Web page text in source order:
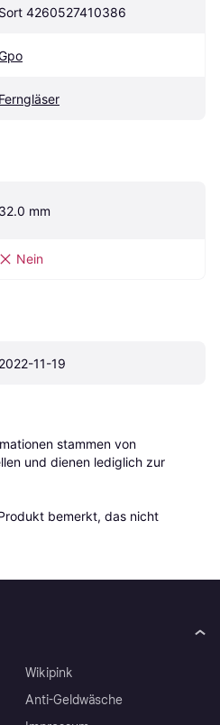
Sort 4260527410386
Ferngläser
32.0 mm
Nein
2022-11-19
stammen von
und dienen lediglich zur
bemerkt, das nicht
Wikipink
Anti-Geldwäsche